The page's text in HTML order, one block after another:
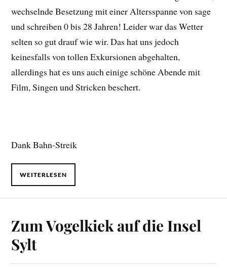
wechselnde Besetzung mit einer Altersspanne von sage
und schreiben 0 bis 28 Jahren! Leider war das Wetter
selten so gut drauf wie wir. Das hat uns jedoch
keinesfalls von tollen Exkursionen abgehalten,
allerdings hat es uns auch einige schöne Abende mit
Film, Singen und Stricken beschert.
Dank Bahn-Streik
WEITERLESEN
Zum Vogelkiek auf die Insel
Sylt